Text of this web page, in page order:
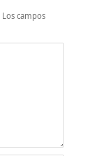
Los campos